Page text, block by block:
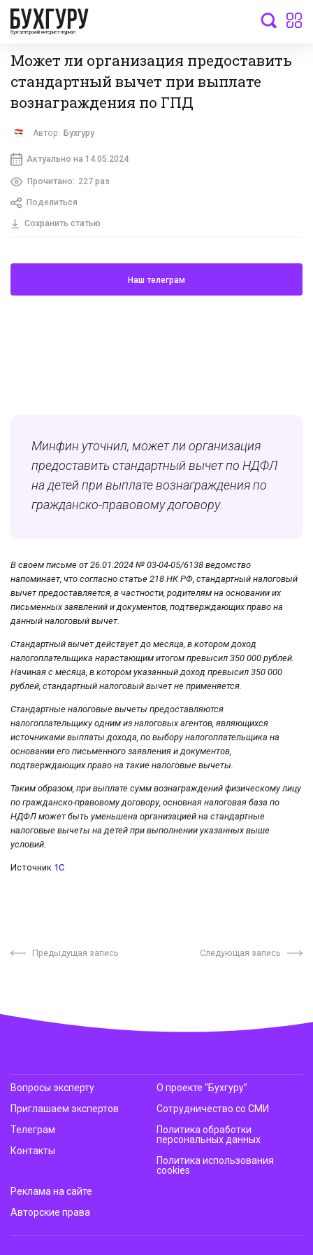
бухгалтерский интернет-журнал
Может ли организация предоставить
стандартный вычет при выплате
вознаграждения по ГПД
Автор: Бухгуру
Актуально на 14.05.2024
Прочитано: 227 раз
Поделиться
Сохранить статью
Наш телеграм
Минфин уточнил, может ли организация
предоставить стандартный вычет по НДФЛ
на детей при выплате вознаграждения по
гражданско-правовому договору.
В своем письме от 26.01.2024 № 03-04-05/6138 ведомство
напоминает, что согласно статье 218 НК РФ, стандартный налоговый
вычет предоставляется, в частности, родителям на основании их
письменных заявлений и документов, подтверждающих право на
данный налоговый вычет.
Стандартный вычет действует до месяца, в котором доход
налогоплательщика нарастающим итогом превысил 350 000 рублей.
Начиная с месяца, в котором указанный доход превысил 350 000
рублей, стандартный налоговый вычет не применяется.
Стандартные налоговые вычеты предоставляются
налогоплательщику одним из налоговых агентов, являющихся
источниками выплаты дохода, по выбору налогоплательщика на
основании его письменного заявления и документов,
подтверждающих право на такие налоговые вычеты.
Таким образом, при выплате сумм вознаграждений физическому лицу
по гражданско-правовому договору, основная налоговая база по
НДФЛ может быть уменьшена организацией на стандартные
налоговые вычеты на детей при выполнении указанных выше
условий.
Источник 1С
Предыдущая запись Следующая запись
Вопросы эксперту
Приглашаем экспертов
Телеграм
Контакты
О проекте “Бухгуру”
Сотрудничество со СМИ
Политика обработки
персональных данных
Политика использования
cookies
Реклама на сайте
Авторские права